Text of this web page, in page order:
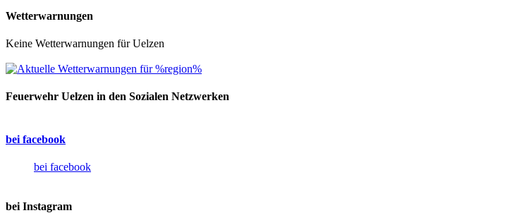
Wetterwarnungen
Keine Wetterwarnungen für Uelzen
Feuerwehr Uelzen in den Sozialen Netzwerken
bei facebook
bei facebook
bei Instagram